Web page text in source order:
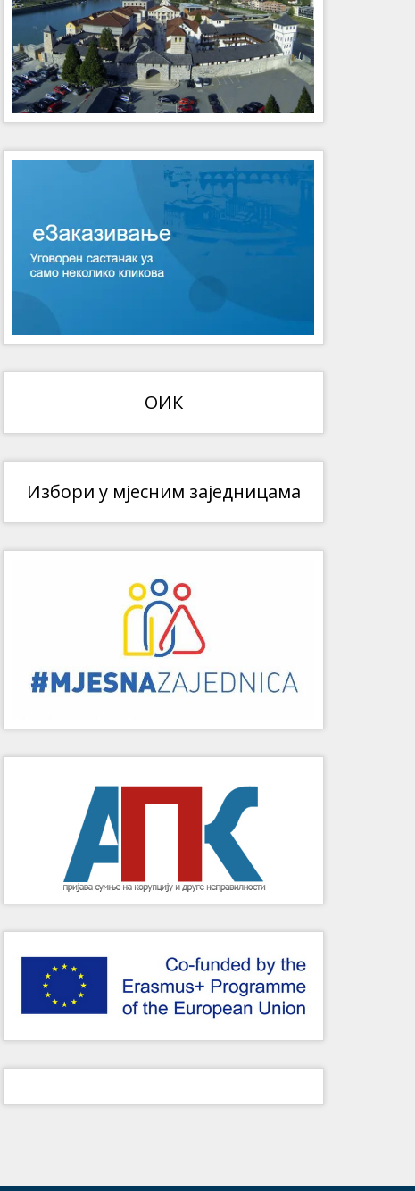
ОИК
Избори у мјесним заједницама